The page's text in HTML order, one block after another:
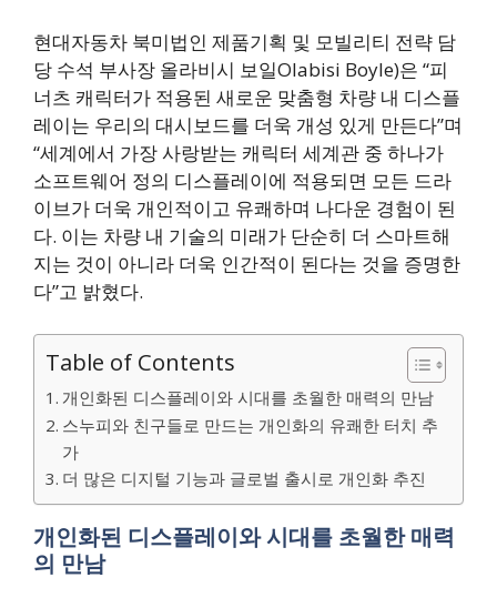
현대자동차 북미법인 제품기획 및 모빌리티 전략 담
당 수석 부사장 올라비시 보일Olabisi Boyle)은 “피
너츠 캐릭터가 적용된 새로운 맞춤형 차량 내 디스플
레이는 우리의 대시보드를 더욱 개성 있게 만든다”며
“세계에서 가장 사랑받는 캐릭터 세계관 중 하나가
소프트웨어 정의 디스플레이에 적용되면 모든 드라
이브가 더욱 개인적이고 유쾌하며 나다운 경험이 된
다. 이는 차량 내 기술의 미래가 단순히 더 스마트해
지는 것이 아니라 더욱 인간적이 된다는 것을 증명한
다”고 밝혔다.
Table of Contents
개인화된 디스플레이와 시대를 초월한 매력의 만남
스누피와 친구들로 만드는 개인화의 유쾌한 터치 추
가
더 많은 디지털 기능과 글로벌 출시로 개인화 추진
개인화된 디스플레이와 시대를 초월한 매력
의 만남